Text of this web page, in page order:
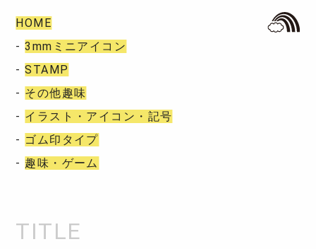
HOME
-3mmミニアイコン
-STAMP
- その他趣味
- イラスト・アイコン・記号
- ゴム印タイプ
- 趣味・ゲーム